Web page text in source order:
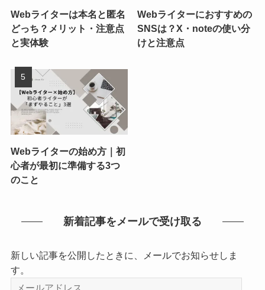
Webライターは本名と匿名
どっち？メリット・注意点
と実体験
Webライターにおすすめの
SNSは？X・noteの使い分
けと注意点
Webライターの始め方｜初
心者が最初に準備する3つ
のこと
新着記事をメールで受け取る
新しい記事を公開したときに、メールでお知らせしま
す。
メ